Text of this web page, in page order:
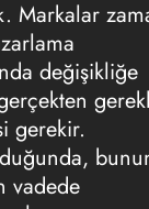
Markalar
değişikliğe
gerekir.
vadede